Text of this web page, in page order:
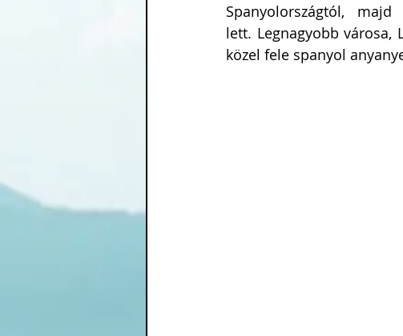
Spanyolországtól,
lett. Legnagyobb városa,
közel fele spanyol